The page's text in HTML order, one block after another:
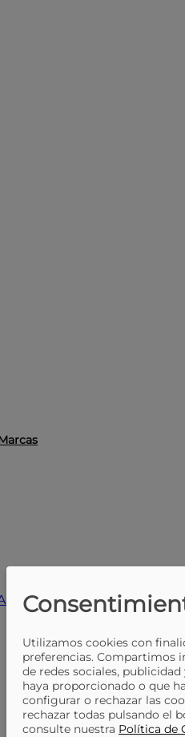
2300006572
Utilizamos cookies con
preferencias. Compartimos
de redes sociales,
haya proporcionado o que
configurar o rechazar las
rechazar todas pulsando el
consulte nuestra Política de